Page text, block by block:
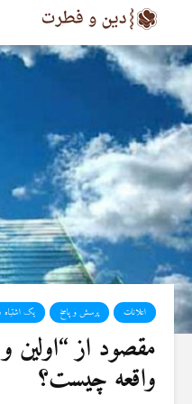
اعلانات پرسش و پاسخ یک اشتباه
مقصود از “اولین
واقعه چیست؟